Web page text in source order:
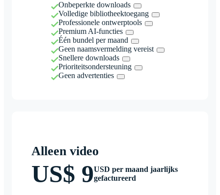
Onbeperkte downloads
Volledige bibliotheektoegang
Professionele ontwerptools
Premium AI-functies
Één bundel per maand
Geen naamsvermelding vereist
Snellere downloads
Prioriteitsondersteuning
Geen advertenties
Alleen video
US$ 9USD per maand jaarlijks
gefactureerd